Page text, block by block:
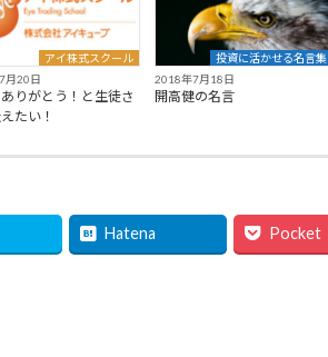
アイ株式スクール
月20日
りがとう！と生徒さ
たい！
投資に活かせる名言集
2018年7月18日
開高健の名言
Hatena Pocket